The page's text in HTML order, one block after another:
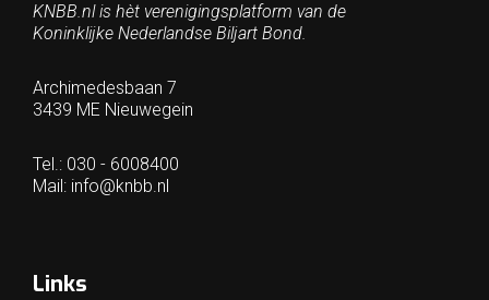
KNBB.nl is hèt verenigingsplatform van de
Koninklijke Nederlandse Biljart Bond.
Archimedesbaan 7
3439 ME Nieuwegein
Tel.: 030 - 6008400
Mail: info@knbb.nl
Links